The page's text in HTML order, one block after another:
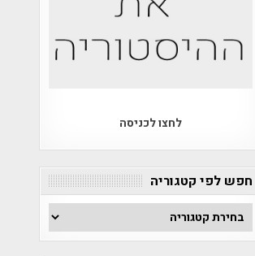
לחצו לכניסה
חפש לפי קטגוריה
חפש
לפי
קטגוריה